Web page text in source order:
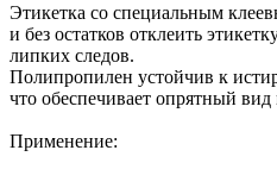
Этикетка со специальным
и без остатков отклеить
липких следов.
Полипропилен устойчив к
что обеспечивает опрятный
Применение: